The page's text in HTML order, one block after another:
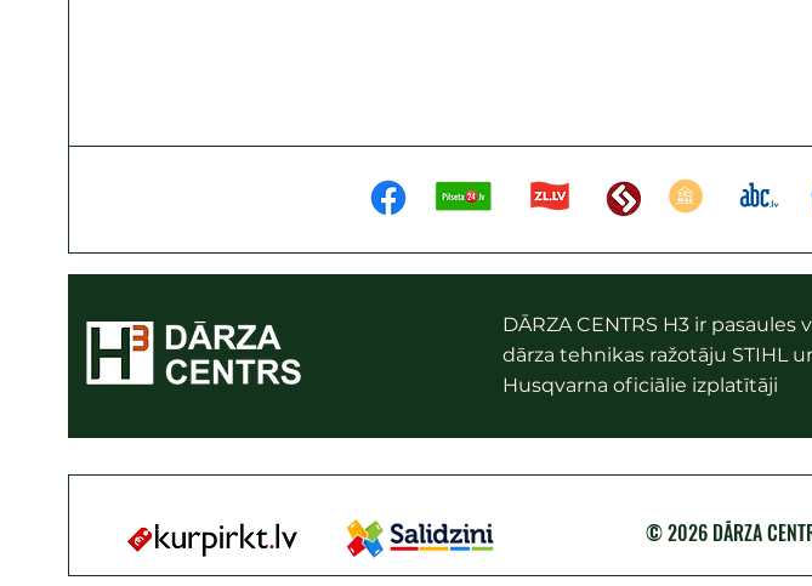
DĀRZA CENTRS H3 ir pasaules
dārza tehnikas ražotāju STIHL
Husqvarna oficiālie izplatītāji
© 2026 DĀRZA